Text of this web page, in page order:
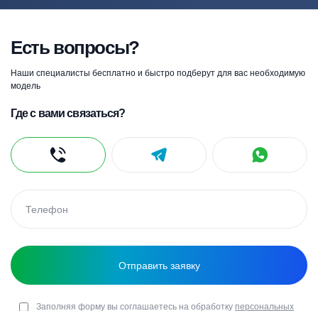
Есть вопросы?
Наши специалисты бесплатно и быстро подберут для вас необходимую
модель
Где с вами связаться?
Заполняя форму вы соглашаетесь на обработку персональных